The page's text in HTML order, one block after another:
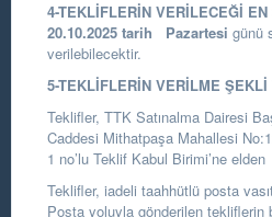
4-TEKLİFLERİN VERİLECEĞİ
20.10.2025 tarih Pazartesi günü
verilebilecektir.
5-TEKLİFLERİN VERİLME
Teklifler, TTK Satınalma Dairesi
Caddesi Mithatpaşa Mahallesi
1 no’lu Teklif Kabul Birimi’ne
Teklifler, iadeli taahhütlü posta
Posta yoluyla gönderilen tekliflerin